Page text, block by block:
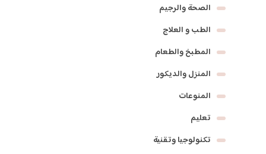
الصحة والرجيم
الطب و العلاج
المطبخ والطعام
المنزل والديكور
المنوعات
تعليم
تكنولوجيا وتقنية